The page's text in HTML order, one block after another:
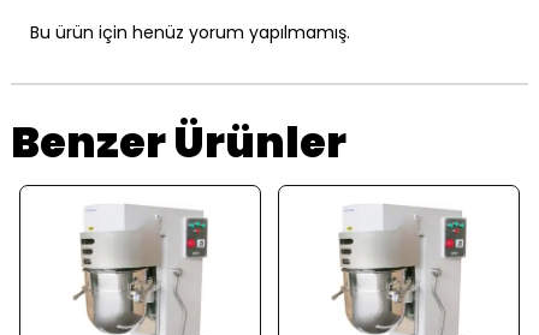
Bu ürün için henüz yorum yapılmamış.
Benzer Ürünler